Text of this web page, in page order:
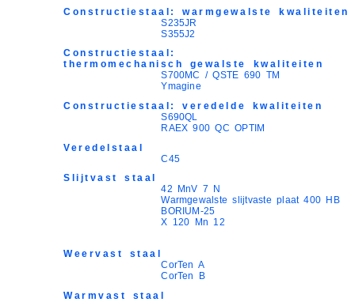
Constructiestaal: warmgewalste kwaliteiten
S235JR
S355J2
Constructiestaal:
thermomechanisch gewalste kwaliteiten
S700MC / QSTE 690 TM
Ymagine
Constructiestaal: veredelde kwaliteiten
S690QL
RAEX 900 QC OPTIM
Veredelstaal
C45
Slijtvast staal
42 MnV 7 N
Warmgewalste slijtvaste plaat 400 HB
BORIUM-25
X 120 Mn 12
Weervast staal
CorTen A
CorTen B
Warmvast staal